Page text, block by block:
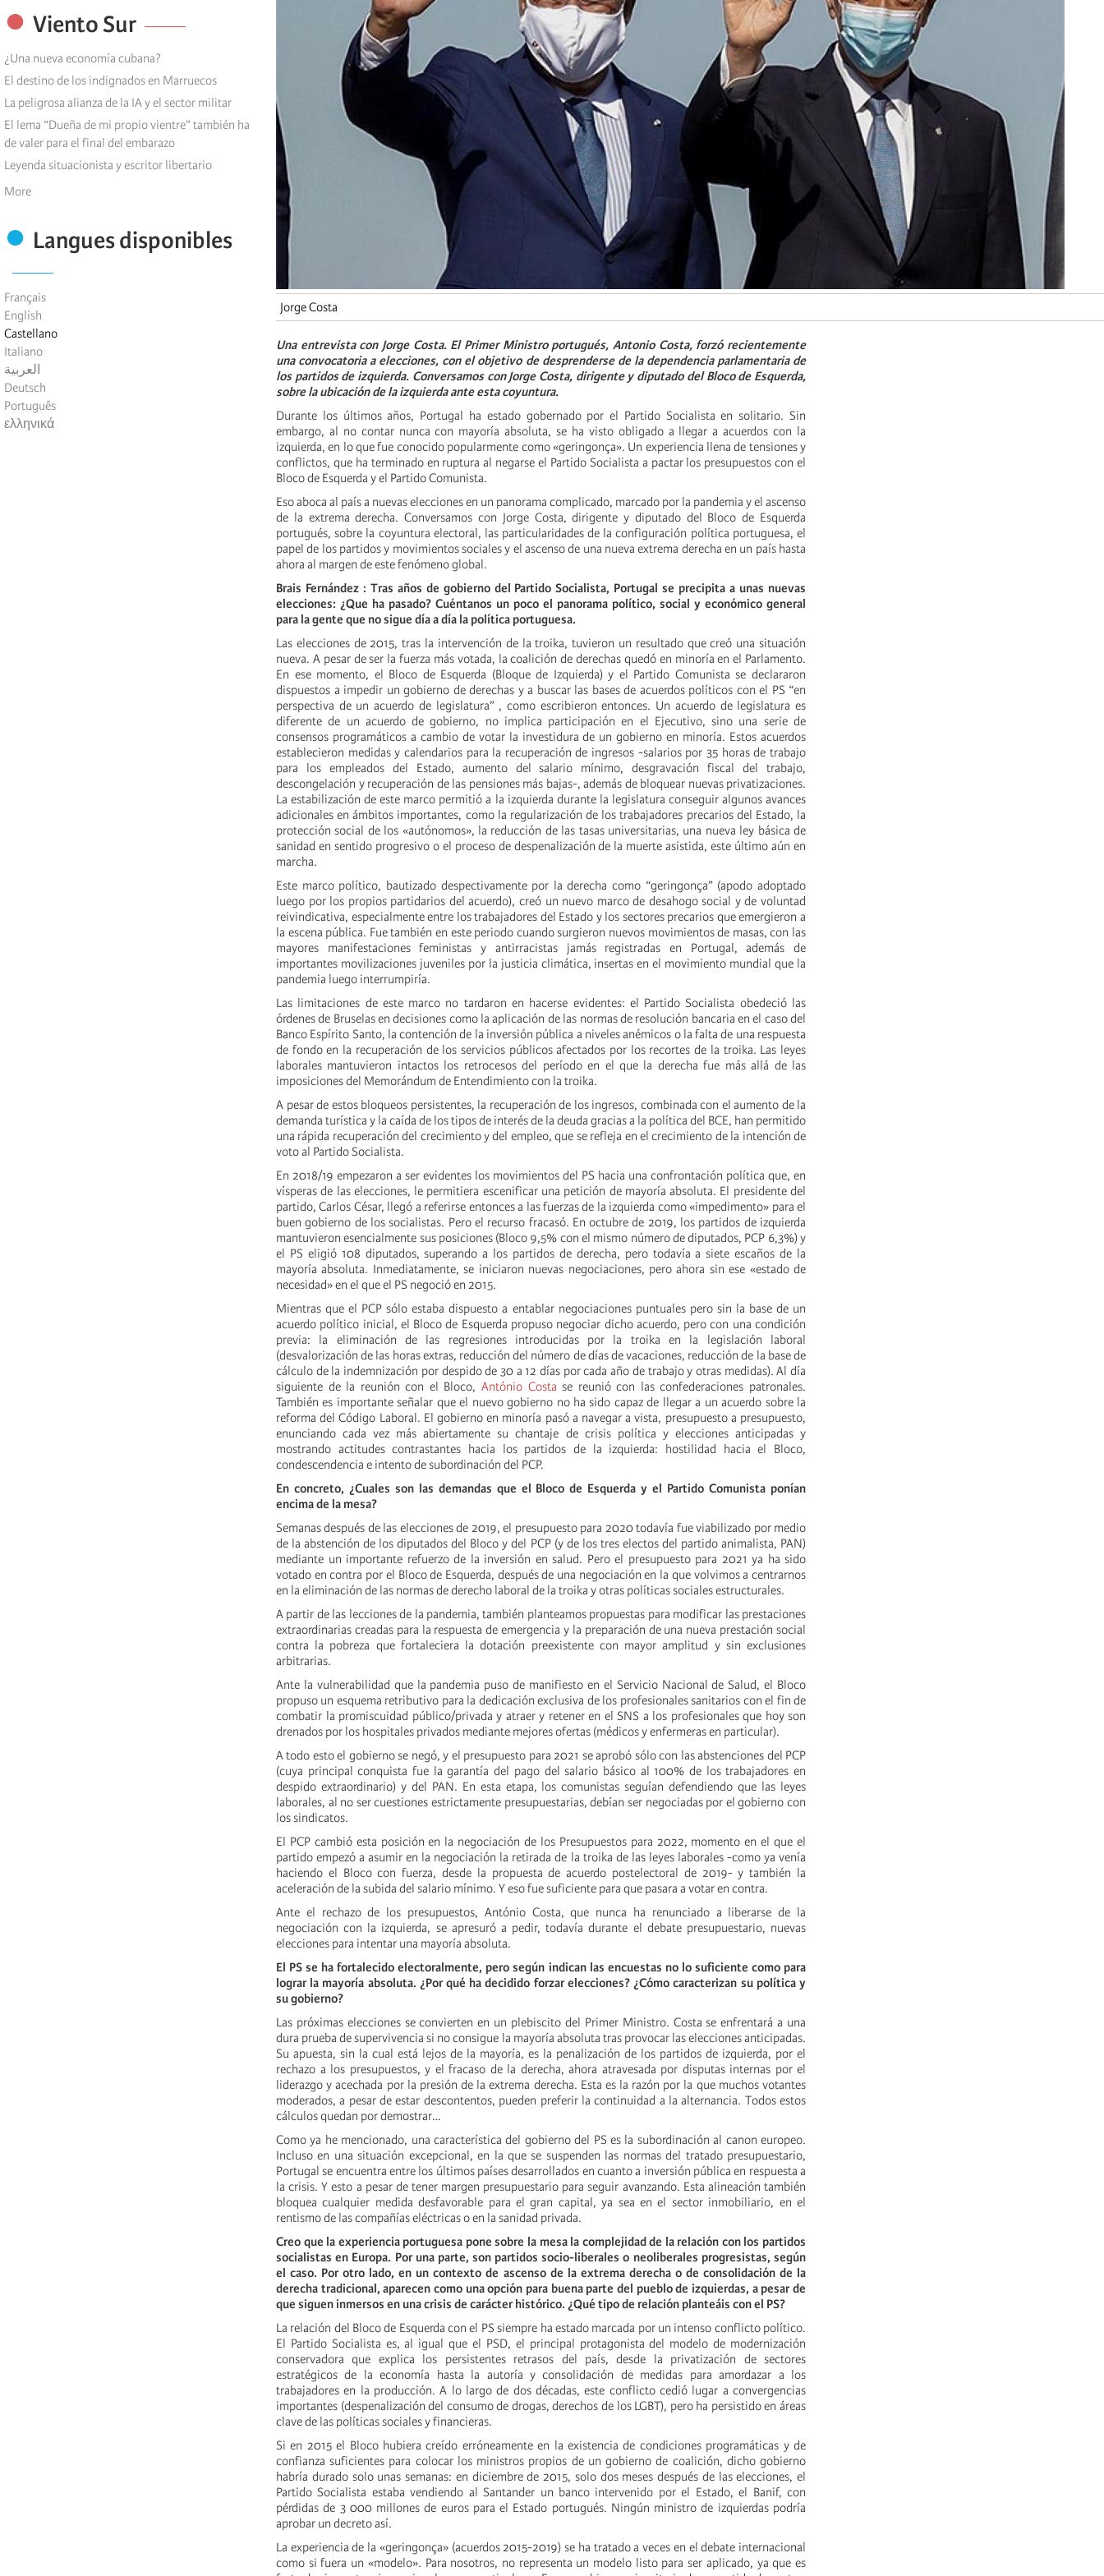
Viento Sur
¿Una nueva economía cubana?
El destino de los indignados en Marruecos
La peligrosa alianza de la IA y el sector militar
El lema “Dueña de mi propio vientre” también ha
de valer para el final del embarazo
Leyenda situacionista y escritor libertario
More
Langues disponibles
Français
English
Castellano
Italiano
العربية
Deutsch
Português
ελληνικά
Jorge Costa
Una entrevista con Jorge Costa. El Primer Ministro portugués, Antonio Costa, forzó recientemente
una convocatoria a elecciones, con el objetivo de desprenderse de la dependencia parlamentaria de
los partidos de izquierda. Conversamos con Jorge Costa, dirigente y diputado del Bloco de Esquerda,
sobre la ubicación de la izquierda ante esta coyuntura.
Durante los últimos años, Portugal ha estado gobernado por el Partido Socialista en solitario. Sin
embargo, al no contar nunca con mayoría absoluta, se ha visto obligado a llegar a acuerdos con la
izquierda, en lo que fue conocido popularmente como «geringonça». Un experiencia llena de tensiones y
conflictos, que ha terminado en ruptura al negarse el Partido Socialista a pactar los presupuestos con el
Bloco de Esquerda y el Partido Comunista.
Eso aboca al país a nuevas elecciones en un panorama complicado, marcado por la pandemia y el ascenso
de la extrema derecha. Conversamos con Jorge Costa, dirigente y diputado del Bloco de Esquerda
portugués, sobre la coyuntura electoral, las particularidades de la configuración política portuguesa, el
papel de los partidos y movimientos sociales y el ascenso de una nueva extrema derecha en un país hasta
ahora al margen de este fenómeno global.
Brais Fernández : Tras años de gobierno del Partido Socialista, Portugal se precipita a unas nuevas
elecciones: ¿Que ha pasado? Cuéntanos un poco el panorama político, social y económico general
para la gente que no sigue día a día la política portuguesa.
Las elecciones de 2015, tras la intervención de la troika, tuvieron un resultado que creó una situación
nueva. A pesar de ser la fuerza más votada, la coalición de derechas quedó en minoría en el Parlamento.
En ese momento, el Bloco de Esquerda (Bloque de Izquierda) y el Partido Comunista se declararon
dispuestos a impedir un gobierno de derechas y a buscar las bases de acuerdos políticos con el PS “en
perspectiva de un acuerdo de legislatura” , como escribieron entonces. Un acuerdo de legislatura es
diferente de un acuerdo de gobierno, no implica participación en el Ejecutivo, sino una serie de
consensos programáticos a cambio de votar la investidura de un gobierno en minoría. Estos acuerdos
establecieron medidas y calendarios para la recuperación de ingresos -salarios por 35 horas de trabajo
para los empleados del Estado, aumento del salario mínimo, desgravación fiscal del trabajo,
descongelación y recuperación de las pensiones más bajas-, además de bloquear nuevas privatizaciones.
La estabilización de este marco permitió a la izquierda durante la legislatura conseguir algunos avances
adicionales en ámbitos importantes, como la regularización de los trabajadores precarios del Estado, la
protección social de los «autónomos», la reducción de las tasas universitarias, una nueva ley básica de
sanidad en sentido progresivo o el proceso de despenalización de la muerte asistida, este último aún en
marcha.
Este marco político, bautizado despectivamente por la derecha como “geringonça” (apodo adoptado
luego por los propios partidarios del acuerdo), creó un nuevo marco de desahogo social y de voluntad
reivindicativa, especialmente entre los trabajadores del Estado y los sectores precarios que emergieron a
la escena pública. Fue también en este periodo cuando surgieron nuevos movimientos de masas, con las
mayores manifestaciones feministas y antirracistas jamás registradas en Portugal, además de
importantes movilizaciones juveniles por la justicia climática, insertas en el movimiento mundial que la
pandemia luego interrumpiría.
Las limitaciones de este marco no tardaron en hacerse evidentes: el Partido Socialista obedeció las
órdenes de Bruselas en decisiones como la aplicación de las normas de resolución bancaria en el caso del
Banco Espírito Santo, la contención de la inversión pública a niveles anémicos o la falta de una respuesta
de fondo en la recuperación de los servicios públicos afectados por los recortes de la troika. Las leyes
laborales mantuvieron intactos los retrocesos del período en el que la derecha fue más allá de las
imposiciones del Memorándum de Entendimiento con la troika.
A pesar de estos bloqueos persistentes, la recuperación de los ingresos, combinada con el aumento de la
demanda turística y la caída de los tipos de interés de la deuda gracias a la política del BCE, han permitido
una rápida recuperación del crecimiento y del empleo, que se refleja en el crecimiento de la intención de
voto al Partido Socialista.
En 2018/19 empezaron a ser evidentes los movimientos del PS hacia una confrontación política que, en
vísperas de las elecciones, le permitiera escenificar una petición de mayoría absoluta. El presidente del
partido, Carlos César, llegó a referirse entonces a las fuerzas de la izquierda como «impedimento» para el
buen gobierno de los socialistas. Pero el recurso fracasó. En octubre de 2019, los partidos de izquierda
mantuvieron esencialmente sus posiciones (Bloco 9,5% con el mismo número de diputados, PCP 6,3%) y
el PS eligió 108 diputados, superando a los partidos de derecha, pero todavía a siete escaños de la
mayoría absoluta. Inmediatamente, se iniciaron nuevas negociaciones, pero ahora sin ese «estado de
necesidad» en el que el PS negoció en 2015.
Mientras que el PCP sólo estaba dispuesto a entablar negociaciones puntuales pero sin la base de un
acuerdo político inicial, el Bloco de Esquerda propuso negociar dicho acuerdo, pero con una condición
previa: la eliminación de las regresiones introducidas por la troika en la legislación laboral
(desvalorización de las horas extras, reducción del número de días de vacaciones, reducción de la base de
cálculo de la indemnización por despido de 30 a 12 días por cada año de trabajo y otras medidas). Al día
siguiente de la reunión con el Bloco, António Costa se reunió con las confederaciones patronales.
También es importante señalar que el nuevo gobierno no ha sido capaz de llegar a un acuerdo sobre la
reforma del Código Laboral. El gobierno en minoría pasó a navegar a vista, presupuesto a presupuesto,
enunciando cada vez más abiertamente su chantaje de crisis política y elecciones anticipadas y
mostrando actitudes contrastantes hacia los partidos de la izquierda: hostilidad hacia el Bloco,
condescendencia e intento de subordinación del PCP.
En concreto, ¿Cuales son las demandas que el Bloco de Esquerda y el Partido Comunista ponían
encima de la mesa?
Semanas después de las elecciones de 2019, el presupuesto para 2020 todavía fue viabilizado por medio
de la abstención de los diputados del Bloco y del PCP (y de los tres electos del partido animalista, PAN)
mediante un importante refuerzo de la inversión en salud. Pero el presupuesto para 2021 ya ha sido
votado en contra por el Bloco de Esquerda, después de una negociación en la que volvimos a centrarnos
en la eliminación de las normas de derecho laboral de la troika y otras políticas sociales estructurales.
A partir de las lecciones de la pandemia, también planteamos propuestas para modificar las prestaciones
extraordinarias creadas para la respuesta de emergencia y la preparación de una nueva prestación social
contra la pobreza que fortaleciera la dotación preexistente con mayor amplitud y sin exclusiones
arbitrarias.
Ante la vulnerabilidad que la pandemia puso de manifiesto en el Servicio Nacional de Salud, el Bloco
propuso un esquema retributivo para la dedicación exclusiva de los profesionales sanitarios con el fin de
combatir la promiscuidad público/privada y atraer y retener en el SNS a los profesionales que hoy son
drenados por los hospitales privados mediante mejores ofertas (médicos y enfermeras en particular).
A todo esto el gobierno se negó, y el presupuesto para 2021 se aprobó sólo con las abstenciones del PCP
(cuya principal conquista fue la garantía del pago del salario básico al 100% de los trabajadores en
despido extraordinario) y del PAN. En esta etapa, los comunistas seguían defendiendo que las leyes
laborales, al no ser cuestiones estrictamente presupuestarias, debían ser negociadas por el gobierno con
los sindicatos.
El PCP cambió esta posición en la negociación de los Presupuestos para 2022, momento en el que el
partido empezó a asumir en la negociación la retirada de la troika de las leyes laborales -como ya venía
haciendo el Bloco con fuerza, desde la propuesta de acuerdo postelectoral de 2019- y también la
aceleración de la subida del salario mínimo. Y eso fue suficiente para que pasara a votar en contra.
Ante el rechazo de los presupuestos, António Costa, que nunca ha renunciado a liberarse de la
negociación con la izquierda, se apresuró a pedir, todavía durante el debate presupuestario, nuevas
elecciones para intentar una mayoría absoluta.
El PS se ha fortalecido electoralmente, pero según indican las encuestas no lo suficiente como para
lograr la mayoría absoluta. ¿Por qué ha decidido forzar elecciones? ¿Cómo caracterizan su política y
su gobierno?
Las próximas elecciones se convierten en un plebiscito del Primer Ministro. Costa se enfrentará a una
dura prueba de supervivencia si no consigue la mayoría absoluta tras provocar las elecciones anticipadas.
Su apuesta, sin la cual está lejos de la mayoría, es la penalización de los partidos de izquierda, por el
rechazo a los presupuestos, y el fracaso de la derecha, ahora atravesada por disputas internas por el
liderazgo y acechada por la presión de la extrema derecha. Esta es la razón por la que muchos votantes
moderados, a pesar de estar descontentos, pueden preferir la continuidad a la alternancia. Todos estos
cálculos quedan por demostrar…
Como ya he mencionado, una característica del gobierno del PS es la subordinación al canon europeo.
Incluso en una situación excepcional, en la que se suspenden las normas del tratado presupuestario,
Portugal se encuentra entre los últimos países desarrollados en cuanto a inversión pública en respuesta a
la crisis. Y esto a pesar de tener margen presupuestario para seguir avanzando. Esta alineación también
bloquea cualquier medida desfavorable para el gran capital, ya sea en el sector inmobiliario, en el
rentismo de las compañías eléctricas o en la sanidad privada.
Creo que la experiencia portuguesa pone sobre la mesa la complejidad de la relación con los partidos
socialistas en Europa. Por una parte, son partidos socio-liberales o neoliberales progresistas, según
el caso. Por otro lado, en un contexto de ascenso de la extrema derecha o de consolidación de la
derecha tradicional, aparecen como una opción para buena parte del pueblo de izquierdas, a pesar de
que siguen inmersos en una crisis de carácter histórico. ¿Qué tipo de relación planteáis con el PS?
La relación del Bloco de Esquerda con el PS siempre ha estado marcada por un intenso conflicto político.
El Partido Socialista es, al igual que el PSD, el principal protagonista del modelo de modernización
conservadora que explica los persistentes retrasos del país, desde la privatización de sectores
estratégicos de la economía hasta la autoría y consolidación de medidas para amordazar a los
trabajadores en la producción. A lo largo de dos décadas, este conflicto cedió lugar a convergencias
importantes (despenalización del consumo de drogas, derechos de los LGBT), pero ha persistido en áreas
clave de las políticas sociales y financieras.
Si en 2015 el Bloco hubiera creído erróneamente en la existencia de condiciones programáticas y de
confianza suficientes para colocar los ministros propios de un gobierno de coalición, dicho gobierno
habría durado solo unas semanas: en diciembre de 2015, solo dos meses después de las elecciones, el
Partido Socialista estaba vendiendo al Santander un banco intervenido por el Estado, el Banif, con
pérdidas de 3 000 millones de euros para el Estado portugués. Ningún ministro de izquierdas podría
aprobar un decreto así.
La experiencia de la «geringonça» (acuerdos 2015-2019) se ha tratado a veces en el debate internacional
como si fuera un «modelo». Para nosotros, no representa un modelo listo para ser aplicado, ya que es